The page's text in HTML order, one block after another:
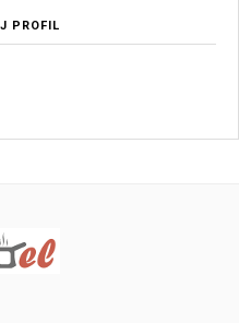
PROFIL